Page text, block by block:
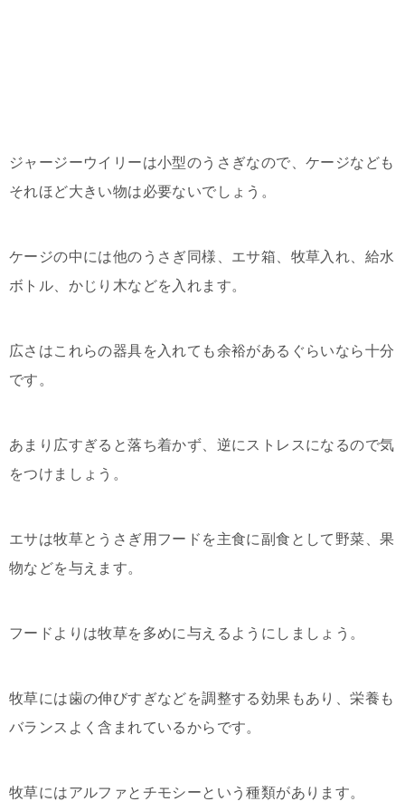
ジャージーウイリーは小型のうさぎなので、ケージなども
それほど大きい物は必要ないでしょう。
ケージの中には他のうさぎ同様、エサ箱、牧草入れ、給水
ボトル、かじり木などを入れます。
広さはこれらの器具を入れても余裕があるぐらいなら十分
です。
あまり広すぎると落ち着かず、逆にストレスになるので気
をつけましょう。
エサは牧草とうさぎ用フードを主食に副食として野菜、果
物などを与えます。
フードよりは牧草を多めに与えるようにしましょう。
牧草には歯の伸びすぎなどを調整する効果もあり、栄養も
バランスよく含まれているからです。
牧草にはアルファとチモシーという種類があります。